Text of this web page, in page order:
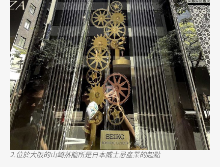
2.位於大阪的山崎蒸餾所是日本威士忌產業的起點